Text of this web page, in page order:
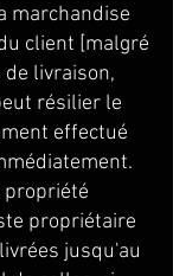
marchandise
client [malgré
livraison,
résilier le
effectué
propriété
propriétaire
jusqu'au